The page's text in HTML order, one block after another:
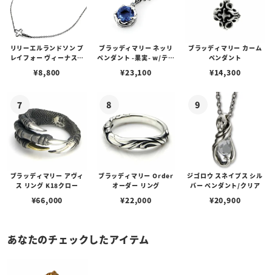
リリーエルランドソン プ
レイフォー ヴィーナスチ
¥8,800
ブラッディマリー ネッリ
ペンダント -果実- w/ティ
¥23,100
ブラッディマリー カーム
ペンダント
¥14,300
ブラッディマリー アヴィ
ス リング K18クロー
¥66,000
ブラッディマリー Order
オーダー リング
¥22,000
ジゴロウ スネイプス シル
バー ペンダント/クリア
¥20,900
あなたのチェックしたアイテム